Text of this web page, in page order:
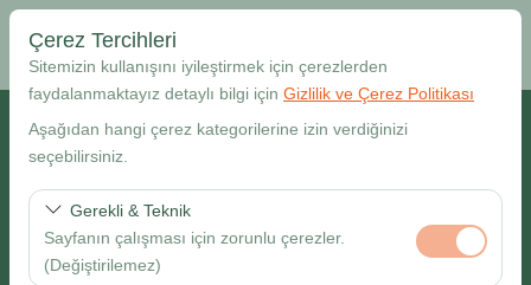
Çerez Tercihleri
Sitemizin kullanışını iyileştirmek için çerezlerden
faydalanmaktayız detaylı bilgi için Gizlilik ve Çerez Politikası
Aşağıdan hangi çerez kategorilerine izin verdiğinizi
seçebilirsiniz.
Gerekli & Teknik
Sayfanın çalışması için zorunlu çerezler.
(Değiştirilemez)
Alış Lokasyonu
Farklı yerde bırakmak istiyorum